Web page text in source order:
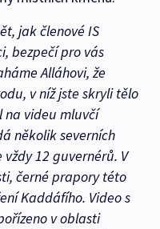
jak členové IS
bezpečí pro vás
Alláhovi, že
v níž jste skryli tělo
na videu mluvčí
několik severních
12 guvernérů. V
černé prapory této
Kaddáfího. Video s
v oblasti